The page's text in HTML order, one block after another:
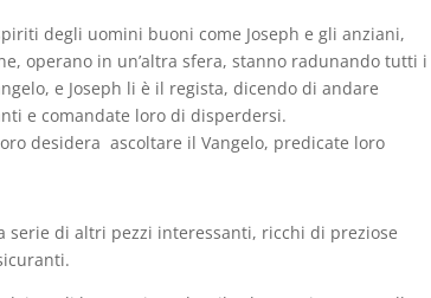
degli uomini buoni come Joseph e gli anziani,
operano in un’altra sfera, stanno radunando tutti i
e Joseph li è il regista, dicendo di andare
e comandate loro di disperdersi.
desidera ascoltare il Vangelo, predicate loro
serie di altri pezzi interessanti, ricchi di preziose